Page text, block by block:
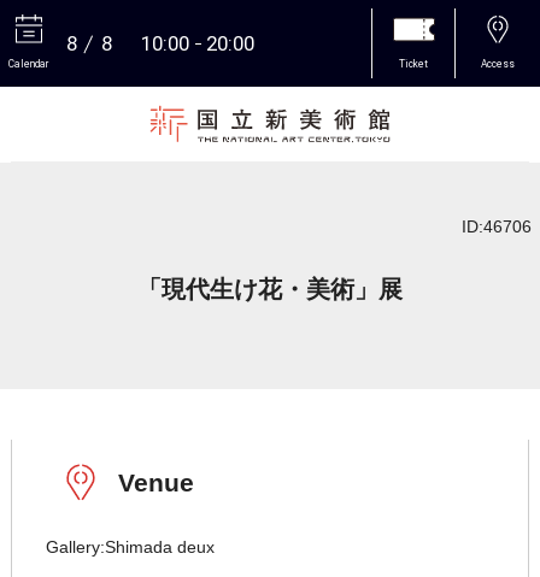
Calendar
8 8 10:00 20:00
Ticket Access
ID:46706
「現代生け花・美術」展
Venue
Gallery:Shimada deux